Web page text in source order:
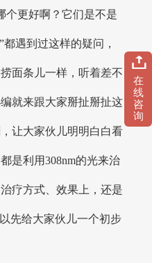
个更好啊？它们是不是
遇到过这样的疑问，
面条儿一样，听着差不
就来跟大家掰扯掰扯这
让大家伙儿明明白白看
是利用308nm的光来治
疗方式、效果上，还是
先给大家伙儿一个初步
在
线
咨
询